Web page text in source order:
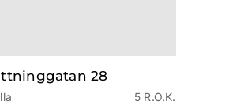
28
5 R.O.K.